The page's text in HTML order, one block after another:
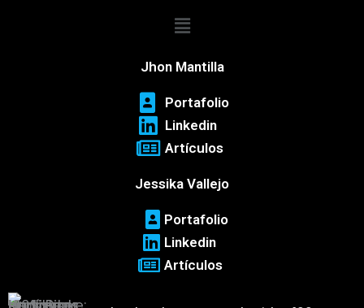
Menú
Jhon Mantilla
Portafolio
Linkedin
Artículos
Jessika Vallejo
Portafolio
Linkedin
Artículos